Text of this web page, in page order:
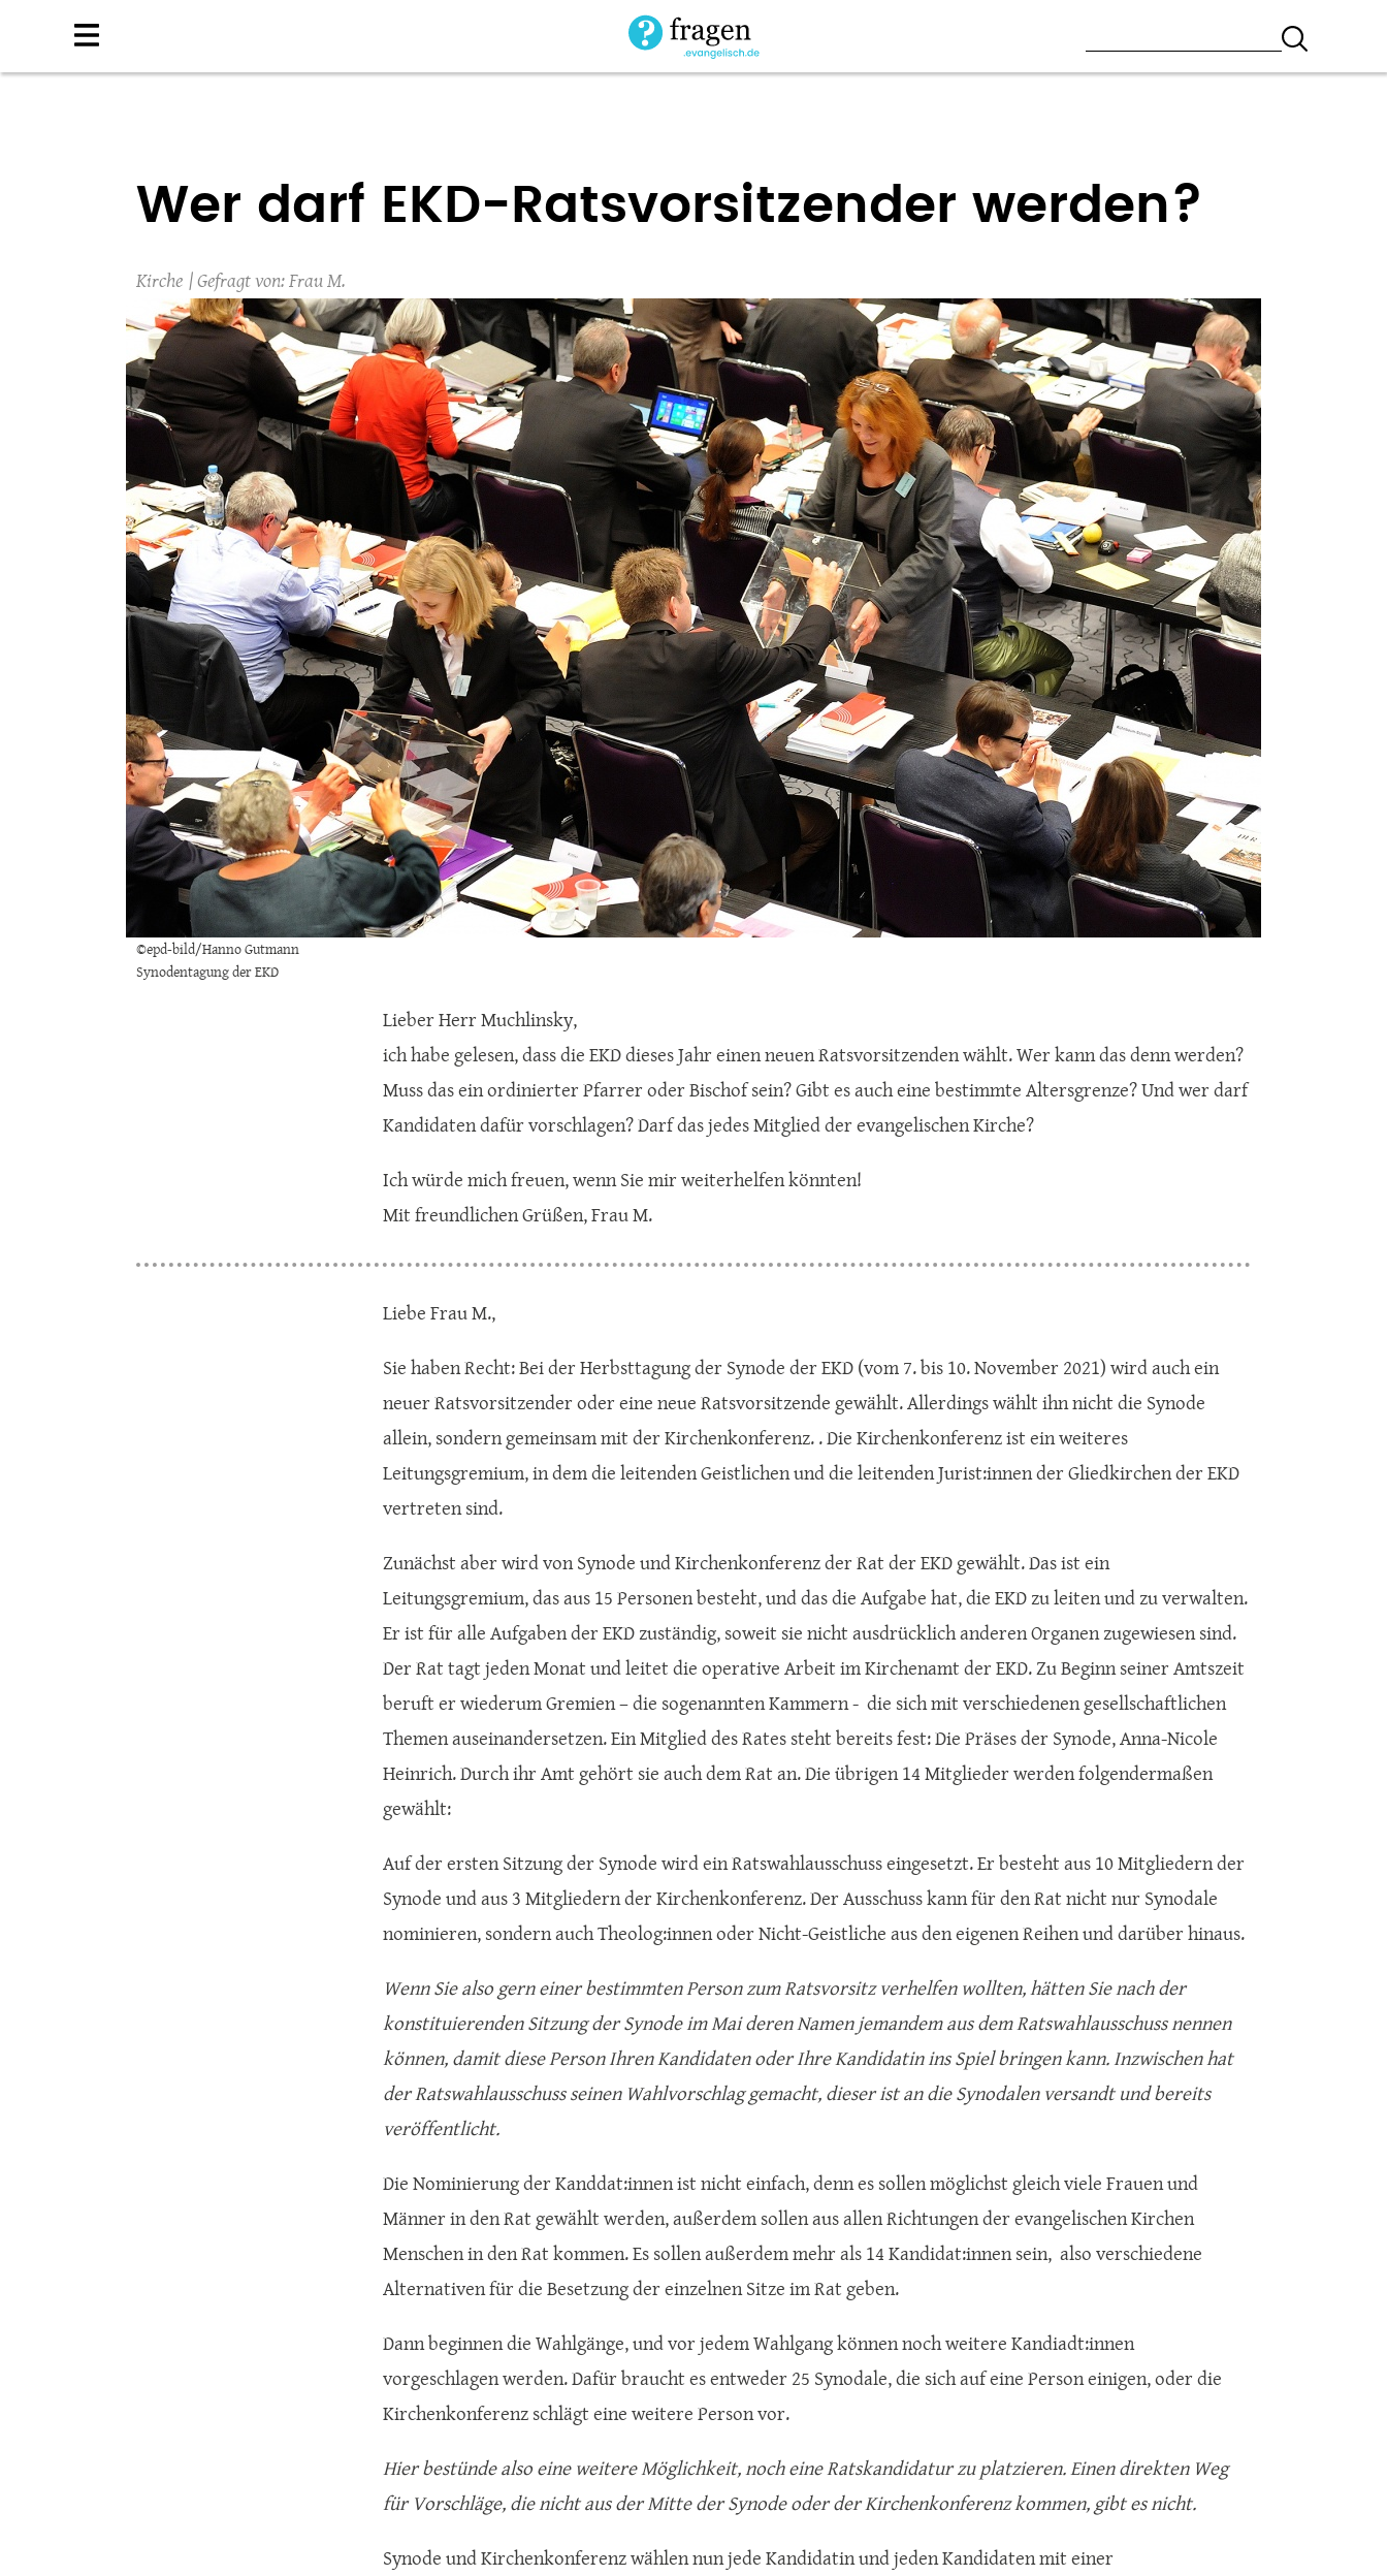
Wer darf EKD-Ratsvorsitzender werden?
Kirche Frau M.
©epd-bild/Hanno Gutmann
Synodentagung der EKD
Lieber Herr Muchlinsky,
ich habe gelesen, dass die EKD dieses Jahr einen neuen Ratsvorsitzenden wählt. Wer kann das denn werden?
Muss das ein ordinierter Pfarrer oder Bischof sein? Gibt es auch eine bestimmte Altersgrenze? Und wer darf
Kandidaten dafür vorschlagen? Darf das jedes Mitglied der evangelischen Kirche?
Ich würde mich freuen, wenn Sie mir weiterhelfen könnten!
Mit freundlichen Grüßen, Frau M.
Liebe Frau M.,
Sie haben Recht: Bei der Herbsttagung der Synode der EKD (vom 7. bis 10. November 2021) wird auch ein
neuer Ratsvorsitzender oder eine neue Ratsvorsitzende gewählt. Allerdings wählt ihn nicht die Synode
allein, sondern gemeinsam mit der Kirchenkonferenz. . Die Kirchenkonferenz ist ein weiteres
Leitungsgremium, in dem die leitenden Geistlichen und die leitenden Jurist:innen der Gliedkirchen der EKD
vertreten sind.
Zunächst aber wird von Synode und Kirchenkonferenz der Rat der EKD gewählt. Das ist ein
Leitungsgremium, das aus 15 Personen besteht, und das die Aufgabe hat, die EKD zu leiten und zu verwalten.
Er ist für alle Aufgaben der EKD zuständig, soweit sie nicht ausdrücklich anderen Organen zugewiesen sind.
Der Rat tagt jeden Monat und leitet die operative Arbeit im Kirchenamt der EKD. Zu Beginn seiner Amtszeit
beruft er wiederum Gremien – die sogenannten Kammern - die sich mit verschiedenen gesellschaftlichen
Themen auseinandersetzen. Ein Mitglied des Rates steht bereits fest: Die Präses der Synode, Anna-Nicole
Heinrich. Durch ihr Amt gehört sie auch dem Rat an. Die übrigen 14 Mitglieder werden folgendermaßen
gewählt:
Auf der ersten Sitzung der Synode wird ein Ratswahlausschuss eingesetzt. Er besteht aus 10 Mitgliedern der
Synode und aus 3 Mitgliedern der Kirchenkonferenz. Der Ausschuss kann für den Rat nicht nur Synodale
nominieren, sondern auch Theolog:innen oder Nicht-Geistliche aus den eigenen Reihen und darüber hinaus.
Wenn Sie also gern einer bestimmten Person zum Ratsvorsitz verhelfen wollten, hätten Sie nach der
konstituierenden Sitzung der Synode im Mai deren Namen jemandem aus dem Ratswahlausschuss nennen
können, damit diese Person Ihren Kandidaten oder Ihre Kandidatin ins Spiel bringen kann. Inzwischen hat
der Ratswahlausschuss seinen Wahlvorschlag gemacht, dieser ist an die Synodalen versandt und bereits
veröffentlicht.
Die Nominierung der Kanddat:innen ist nicht einfach, denn es sollen möglichst gleich viele Frauen und
Männer in den Rat gewählt werden, außerdem sollen aus allen Richtungen der evangelischen Kirchen
Menschen in den Rat kommen. Es sollen außerdem mehr als 14 Kandidat:innen sein, also verschiedene
Alternativen für die Besetzung der einzelnen Sitze im Rat geben.
Dann beginnen die Wahlgänge, und vor jedem Wahlgang können noch weitere Kandiadt:innen
vorgeschlagen werden. Dafür braucht es entweder 25 Synodale, die sich auf eine Person einigen, oder die
Kirchenkonferenz schlägt eine weitere Person vor.
Hier bestünde also eine weitere Möglichkeit, noch eine Ratskandidatur zu platzieren. Einen direkten Weg
für Vorschläge, die nicht aus der Mitte der Synode oder der Kirchenkonferenz kommen, gibt es nicht.
Synode und Kirchenkonferenz wählen nun jede Kandidatin und jeden Kandidaten mit einer